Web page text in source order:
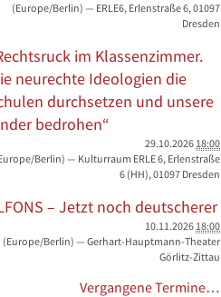
(Europe/Berlin) — ERLE6, Erlenstraße 6, 01097
Dresden
im Klassenzimmer.
neurechte Ideologien die
durchsetzen und unsere
bedrohen“
29.10.2026 18:00
Berlin)— Kulturraum ERLE 6, Erlenstraße
6 (HH), 01097 Dresden
– Jetzt noch deutscherer
10.11.2026 18:00
(Europe/Berlin) — Gerhart-Hauptmann-Theater
Görlitz-Zittau
Vergangene Termine…